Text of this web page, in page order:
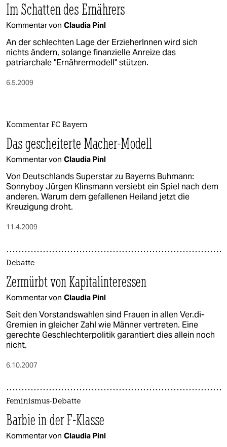
Im Schatten des Ernährers
Kommentar von Claudia Pinl
An der schlechten Lage der ErzieherInnen wird sich
nichts ändern, solange finanzielle Anreize das
patriarchale "Ernährermodell" stützen.
6.5.2009
Kommentar FC Bayern
Das gescheiterte Macher-Modell
Kommentar von Claudia Pinl
Von Deutschlands Superstar zu Bayerns Buhmann:
Sonnyboy Jürgen Klinsmann versiebt ein Spiel nach dem
anderen. Warum dem gefallenen Heiland jetzt die
Kreuzigung droht.
11.4.2009
Debatte
Zermürbt von Kapitalinteressen
Kommentar von Claudia Pinl
Seit den Vorstandswahlen sind Frauen in allen Ver.di-
Gremien in gleicher Zahl wie Männer vertreten. Eine
gerechte Geschlechterpolitik garantiert dies allein noch
nicht.
6.10.2007
Feminismus-Debatte
Barbie in der F-Klasse
Kommentar von Claudia Pinl